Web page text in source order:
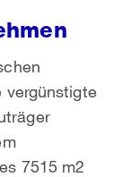
vergünstigte
7515 m2